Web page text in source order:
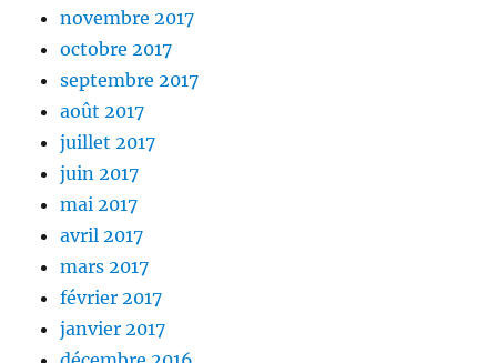
novembre 2017
octobre 2017
septembre 2017
août 2017
juillet 2017
juin 2017
mai 2017
avril 2017
mars 2017
février 2017
janvier 2017